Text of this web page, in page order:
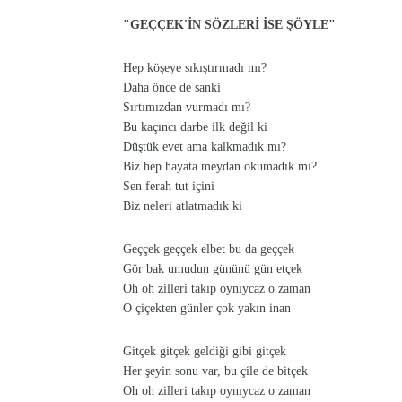
"GEÇÇEK'İN SÖZLERİ İSE ŞÖYLE"
Hep köşeye sıkıştırmadı mı?
Daha önce de sanki
Sırtımızdan vurmadı mı?
Bu kaçıncı darbe ilk değil ki
Düştük evet ama kalkmadık mı?
Biz hep hayata meydan okumadık mı?
Sen ferah tut içini
Biz neleri atlatmadık ki
Geççek geççek elbet bu da geççek
Gör bak umudun gününü gün etçek
Oh oh zilleri takıp oynıycaz o zaman
O çiçekten günler çok yakın inan
Gitçek gitçek geldiği gibi gitçek
Her şeyin sonu var, bu çile de bitçek
Oh oh zilleri takıp oynıycaz o zaman